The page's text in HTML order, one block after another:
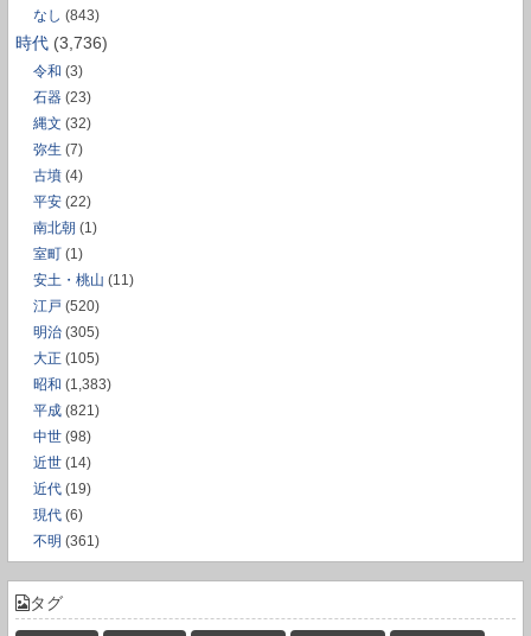
なし (843)
時代 (3,736)
令和 (3)
石器 (23)
縄文 (32)
弥生 (7)
古墳 (4)
平安 (22)
南北朝 (1)
室町 (1)
安土・桃山 (11)
江戸 (520)
明治 (305)
大正 (105)
昭和 (1,383)
平成 (821)
中世 (98)
近世 (14)
近代 (19)
現代 (6)
不明 (361)
タグ